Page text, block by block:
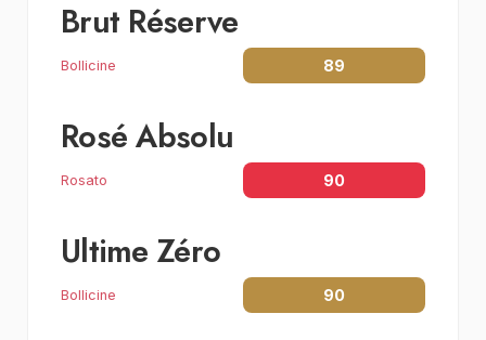
Brut Réserve
Bollicine 89
Rosé Absolu
Rosato 90
Ultime Zéro
Bollicine 90